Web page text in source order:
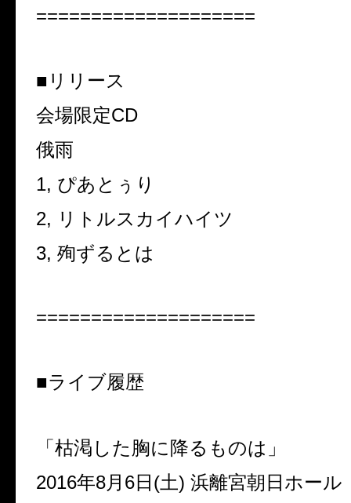
====================
■リリース
会場限定CD
俄雨
1, ぴあとぅり
2, リトルスカイハイツ
3, 殉ずるとは
====================
■ライブ履歴
「枯渇した胸に降るものは」
2016年8月6日(土) 浜離宮朝日ホール